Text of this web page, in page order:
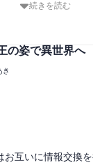
途中に元魔王と組
た者たちに復讐を
め元勇者が若干振
にも少しだけ人格
ていくのか気にな
続きを読む
の姿で異世界
き
お互いに情報交換